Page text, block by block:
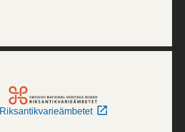
Riksantikvarieämbetet